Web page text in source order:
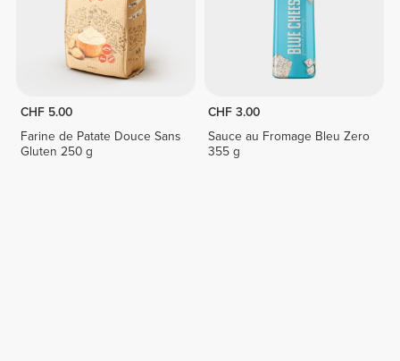
CHF 5.00
Farine de Patate Douce Sans
Gluten 250 g
CHF 3.00
Sauce au Fromage Bleu Zero
355 g